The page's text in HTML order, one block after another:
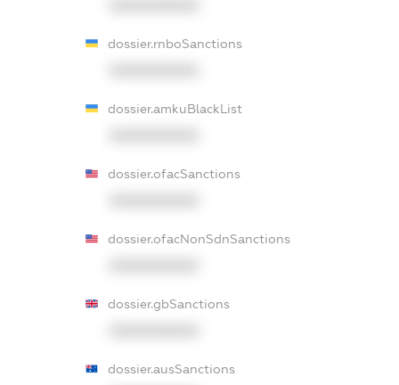
dossier.rnboSanctions
dossier.amkuBlackList
dossier.ofacSanctions
dossier.ofacNonSdnSanctions
dossier.gbSanctions
dossier.ausSanctions